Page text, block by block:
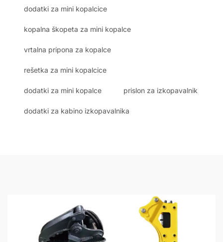
dodatki za mini kopalcice
kopalna škopeta za mini kopalce
vrtalna pripona za kopalce
rešetka za mini kopalcice
dodatki za mini kopalce prislon za izkopavalnik
dodatki za kabino izkopavalnika